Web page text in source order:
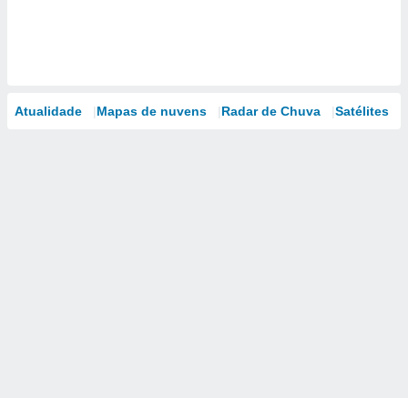
Atualidade Mapas de nuvens Radar de Chuva Satélites